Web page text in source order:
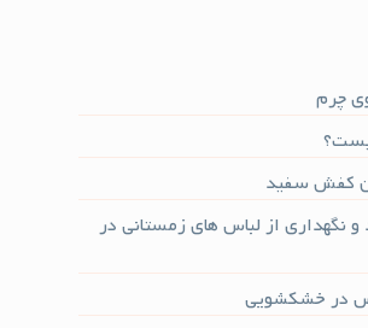
چرم
کفش سفید
و نگهداری از لباس های زمستانی در
در خشکشویی